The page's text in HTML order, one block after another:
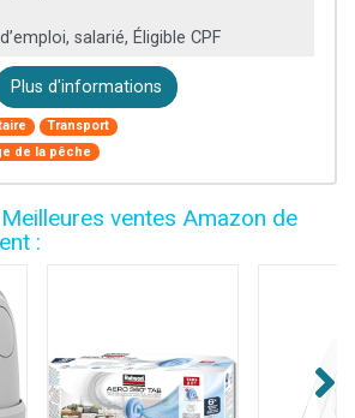
salarié, Éligible CPF
Plus d'informations
Transport
de la pêche
ventes Amazon de
: